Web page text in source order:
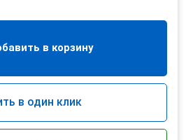
в корзину
в один клик